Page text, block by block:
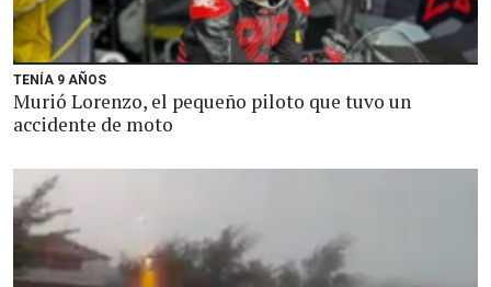
TENÍA 9 AÑOS
Murió Lorenzo, el pequeño piloto que tuvo un
accidente de moto